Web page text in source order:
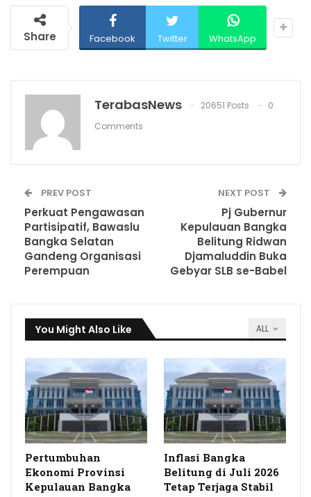
Share Facebook Twitter WhatsApp
TerabasNews 20651 Posts
0
Comments
PREV POST
Perkuat Pengawasan
Partisipatif, Bawaslu
Bangka Selatan
Gandeng Organisasi
Perempuan
NEXT POST
Pj Gubernur
Kepulauan Bangka
Belitung Ridwan
Djamaluddin Buka
Gebyar SLB se-Babel
ALL
You Might Also Like
Pertumbuhan
Ekonomi Provinsi
Kepulauan Bangka
Inflasi Bangka
Belitung di Juli 2026
Tetap Terjaga Stabil